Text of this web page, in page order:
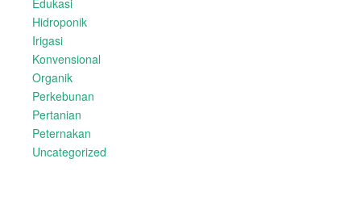
Edukasi
Hidroponik
Irigasi
Konvensional
Organik
Perkebunan
Pertanian
Peternakan
Uncategorized